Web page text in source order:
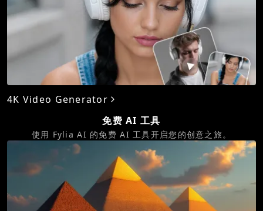
4K Video Generator
免费 AI 工具
使用 Fylia AI 的免费 AI 工具开启您的创意之旅。